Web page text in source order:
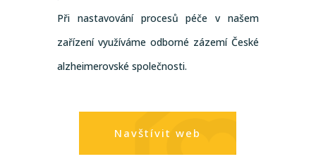
Při nastavování procesů péče v našem
zařízení využíváme odborné zázemí České
alzheimerovské společnosti.
Navštívit web